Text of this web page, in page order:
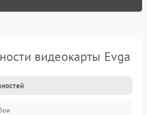
видеокарты Evga